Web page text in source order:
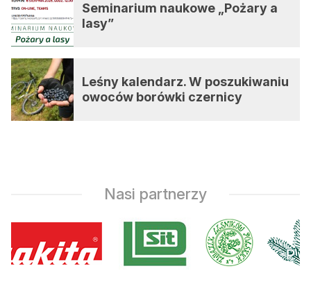
Seminarium naukowe „Pożary a
lasy”
Leśny kalendarz. W poszukiwaniu
owoców borówki czernicy
Nasi partnerzy